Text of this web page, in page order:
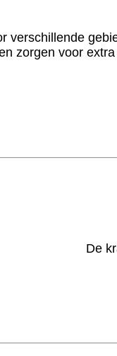
verschillende
zorgen voor extra
De